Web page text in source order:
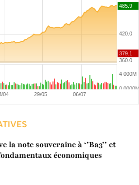
la note souveraine à ‘’Ba3’’ et
économiques